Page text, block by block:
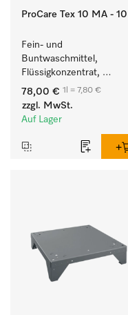
ProCare Tex 10 MA - 10 l
Fein- und
Buntwaschmittel,
Flüssigkonzentrat,
mildalkalisch, 10 l zur
Reinigung von
Buntwäsche und
78,00 € 1l = 7,80 €
zzgl. MwSt.
Auf Lager